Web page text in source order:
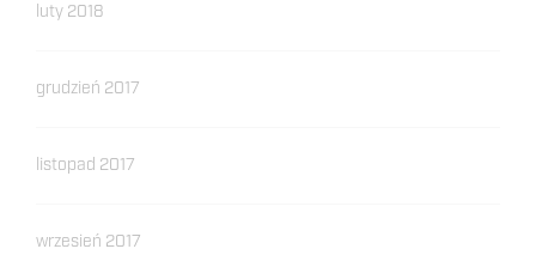
luty 2018
grudzień 2017
listopad 2017
wrzesień 2017